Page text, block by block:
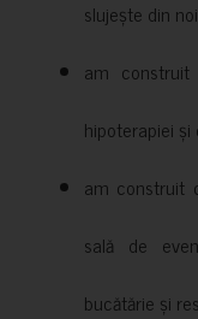
slujește din
am
hipoterapiei
am construit
sală de
bucătărie și